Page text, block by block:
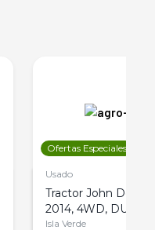
Ofertas Especiales
Usado
Tractor John Deere
2014, 4WD, DUAL
Isla Verde